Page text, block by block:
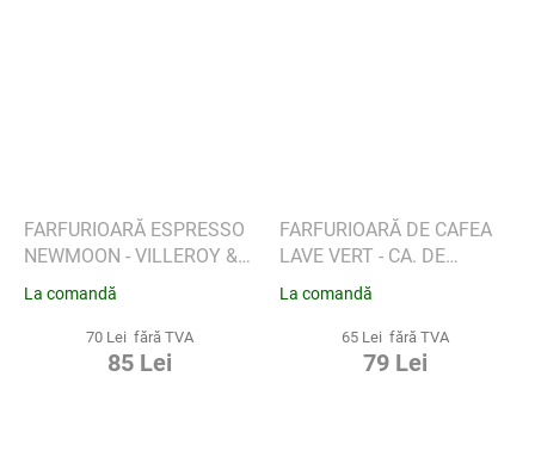
FARFURIOARĂ ESPRESSO
NEWMOON - VILLEROY &
BOCH
La comandă
70 Lei fără TVA
85 Lei
FARFURIOARĂ DE CAFEA
LAVE VERT - CA. DE
VILLEROY & BOCH
La comandă
65 Lei fără TVA
79 Lei